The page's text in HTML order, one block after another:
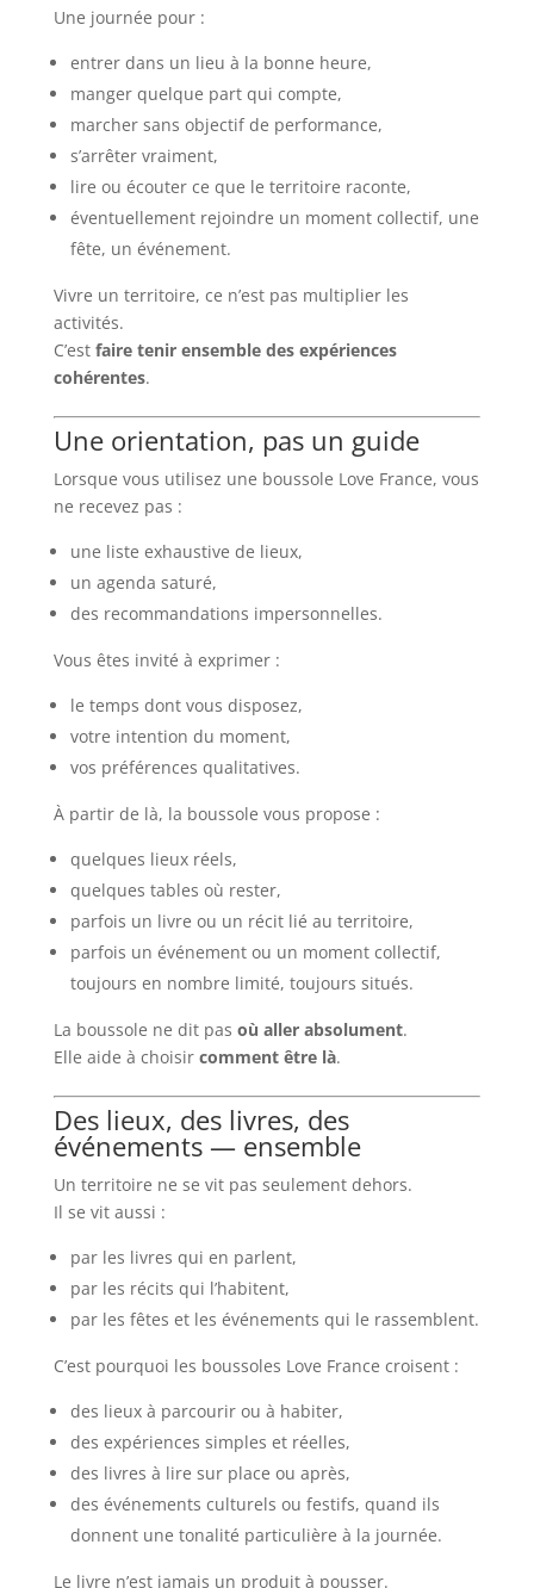
Une journée pour :
entrer dans un lieu à la bonne heure,
manger quelque part qui compte,
marcher sans objectif de performance,
s’arrêter vraiment,
lire ou écouter ce que le territoire raconte,
éventuellement rejoindre un moment collectif, une
fête, un événement.
Vivre un territoire, ce n’est pas multiplier les
activités.
C’est faire tenir ensemble des expériences
cohérentes.
Une orientation, pas un guide
Lorsque vous utilisez une boussole Love France, vous
ne recevez pas :
une liste exhaustive de lieux,
un agenda saturé,
des recommandations impersonnelles.
Vous êtes invité à exprimer :
le temps dont vous disposez,
votre intention du moment,
vos préférences qualitatives.
À partir de là, la boussole vous propose :
quelques lieux réels,
quelques tables où rester,
parfois un livre ou un récit lié au territoire,
parfois un événement ou un moment collectif,
toujours en nombre limité, toujours situés.
La boussole ne dit pas où aller absolument.
Elle aide à choisir comment être là.
Des lieux, des livres, des
événements — ensemble
Un territoire ne se vit pas seulement dehors.
Il se vit aussi :
par les livres qui en parlent,
par les récits qui l’habitent,
par les fêtes et les événements qui le rassemblent.
C’est pourquoi les boussoles Love France croisent :
des lieux à parcourir ou à habiter,
des expériences simples et réelles,
des livres à lire sur place ou après,
des événements culturels ou festifs, quand ils
donnent une tonalité particulière à la journée.
Le livre n’est jamais un produit à pousser.